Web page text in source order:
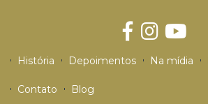
História Depoimentos Na mídia
Contato Blog